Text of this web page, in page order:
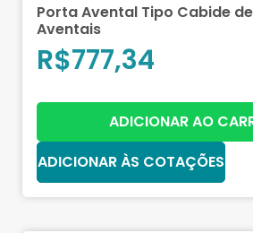
Porta Avental Tipo Cabide
Aventais
R$777,34
ADICIONAR AO
ADICIONAR ÀS COTAÇÕES